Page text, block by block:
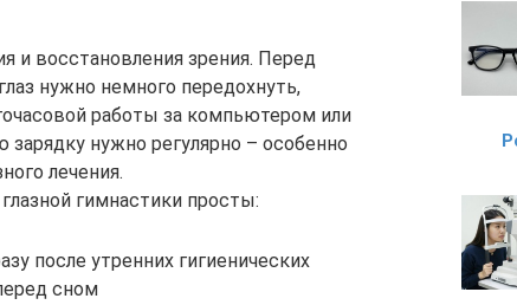
и восстановления зрения. Перед
нужно немного передохнуть,
работы за компьютером или
зарядку нужно регулярно – особенно
лечения.
гимнастики просты:
после утренних гигиенических
сном